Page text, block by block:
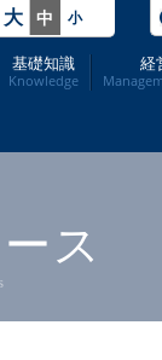
基礎知識
Knowledge
経
大 中 小
ス